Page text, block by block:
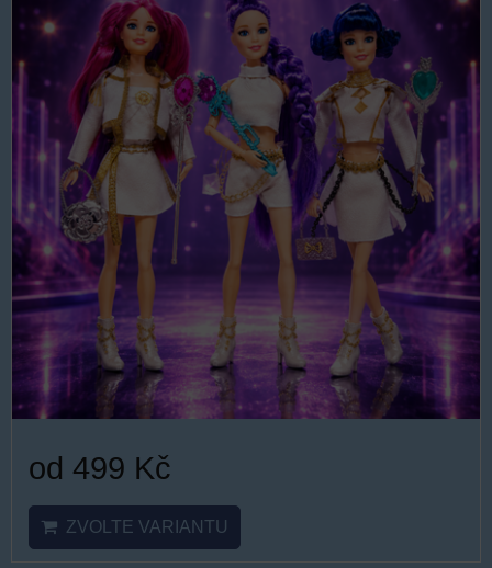
od 499 Kč
ZVOLTE VARIANTU